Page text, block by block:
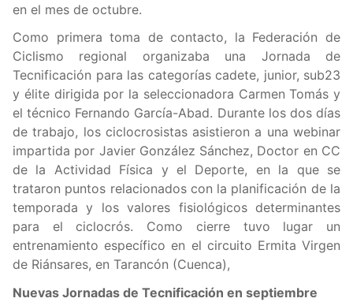
en el mes de octubre.
Como primera toma de contacto, la Federación de
Ciclismo regional organizaba una Jornada de
Tecnificación para las categorías cadete, junior, sub23
y élite dirigida por la seleccionadora Carmen Tomás y
el técnico Fernando García-Abad. Durante los dos días
de trabajo, los ciclocrosistas asistieron a una webinar
impartida por Javier González Sánchez, Doctor en CC
de la Actividad Física y el Deporte, en la que se
trataron puntos relacionados con la planificación de la
temporada y los valores fisiológicos determinantes
para el ciclocrós. Como cierre tuvo lugar un
entrenamiento específico en el circuito Ermita Virgen
de Riánsares, en Tarancón (Cuenca),
Nuevas Jornadas de Tecnificación en septiembre